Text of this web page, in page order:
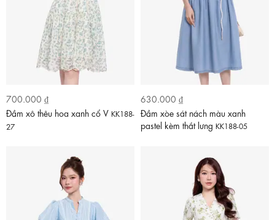
700.000 ₫
Đầm xô thêu hoa xanh cổ V KK188-
27
630.000 ₫
Đầm xòe sát nách màu xanh
pastel kèm thắt lưng KK188-05